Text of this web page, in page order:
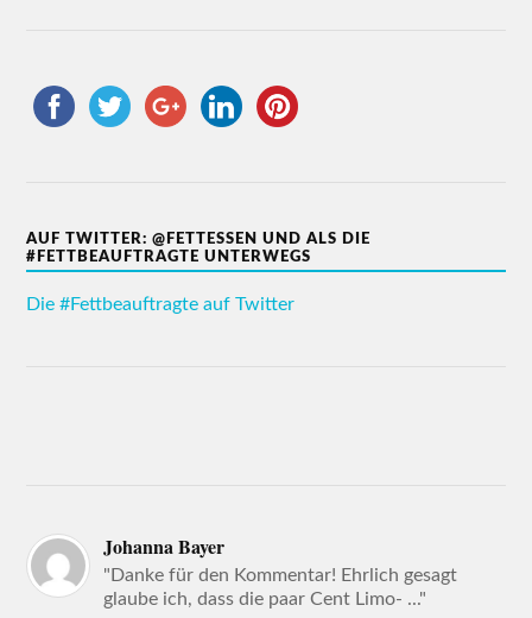
AUF TWITTER: @FETTESSEN UND ALS DIE
#FETTBEAUFTRAGTE UNTERWEGS
Die #Fettbeauftragte auf Twitter
Johanna Bayer
"Danke für den Kommentar! Ehrlich gesagt
glaube ich, dass die paar Cent Limo- ..."